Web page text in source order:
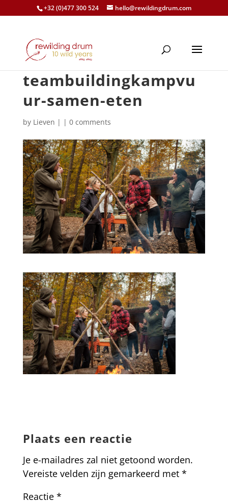
+32 (0)477 300 524 hello@rewildingdrum.com
teambuildingkampvu
ur-samen-eten
by Lieven | | 0 comments
Plaats een reactie
Je e-mailadres zal niet getoond worden.
Vereiste velden zijn gemarkeerd met *
Reactie *